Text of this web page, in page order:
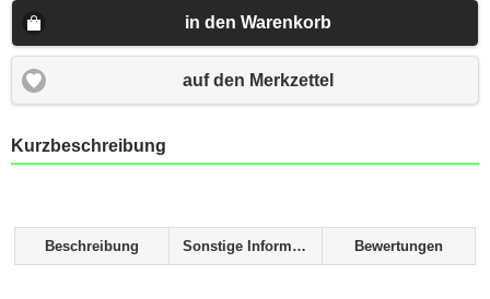
in den Warenkorb
auf den Merkzettel
Kurzbeschreibung
Beschreibung Sonstige Informationen Bewertungen